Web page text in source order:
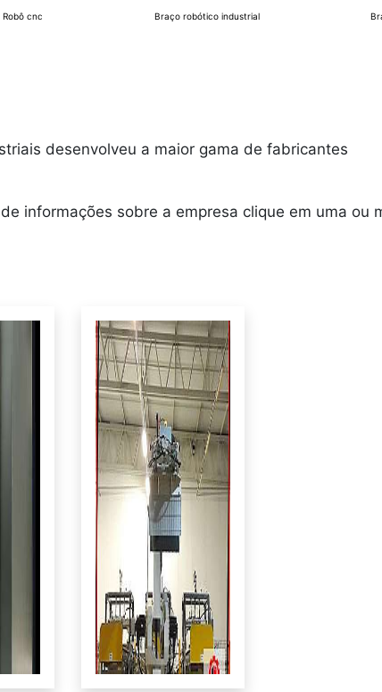
Robô cnc Braço robótico industrial
desenvolveu a maior gama de fabricantes
informações sobre a empresa clique em uma ou